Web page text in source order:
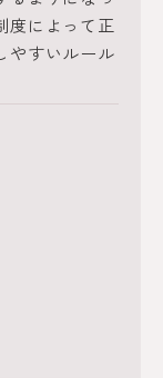
度によって正
すいルール